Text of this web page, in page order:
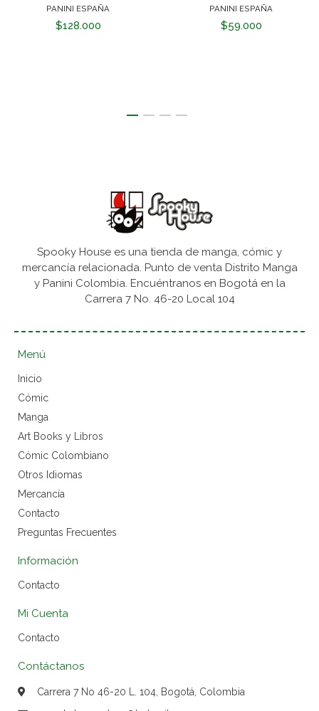
PANINI ESPAÑA
$128.000
PANINI ESPAÑA
$59.000
Spooky House es una tienda de manga, cómic y
mercancía relacionada. Punto de venta Distrito Manga
y Panini Colombia. Encuéntranos en Bogotá en la
Carrera 7 No. 46-20 Local 104
Menú
Inicio
Cómic
Manga
Art Books y Libros
Cómic Colombiano
Otros Idiomas
Mercancía
Contacto
Preguntas Frecuentes
Información
Contacto
Mi Cuenta
Contacto
Contáctanos
Carrera 7 No 46-20 L. 104, Bogotá, Colombia